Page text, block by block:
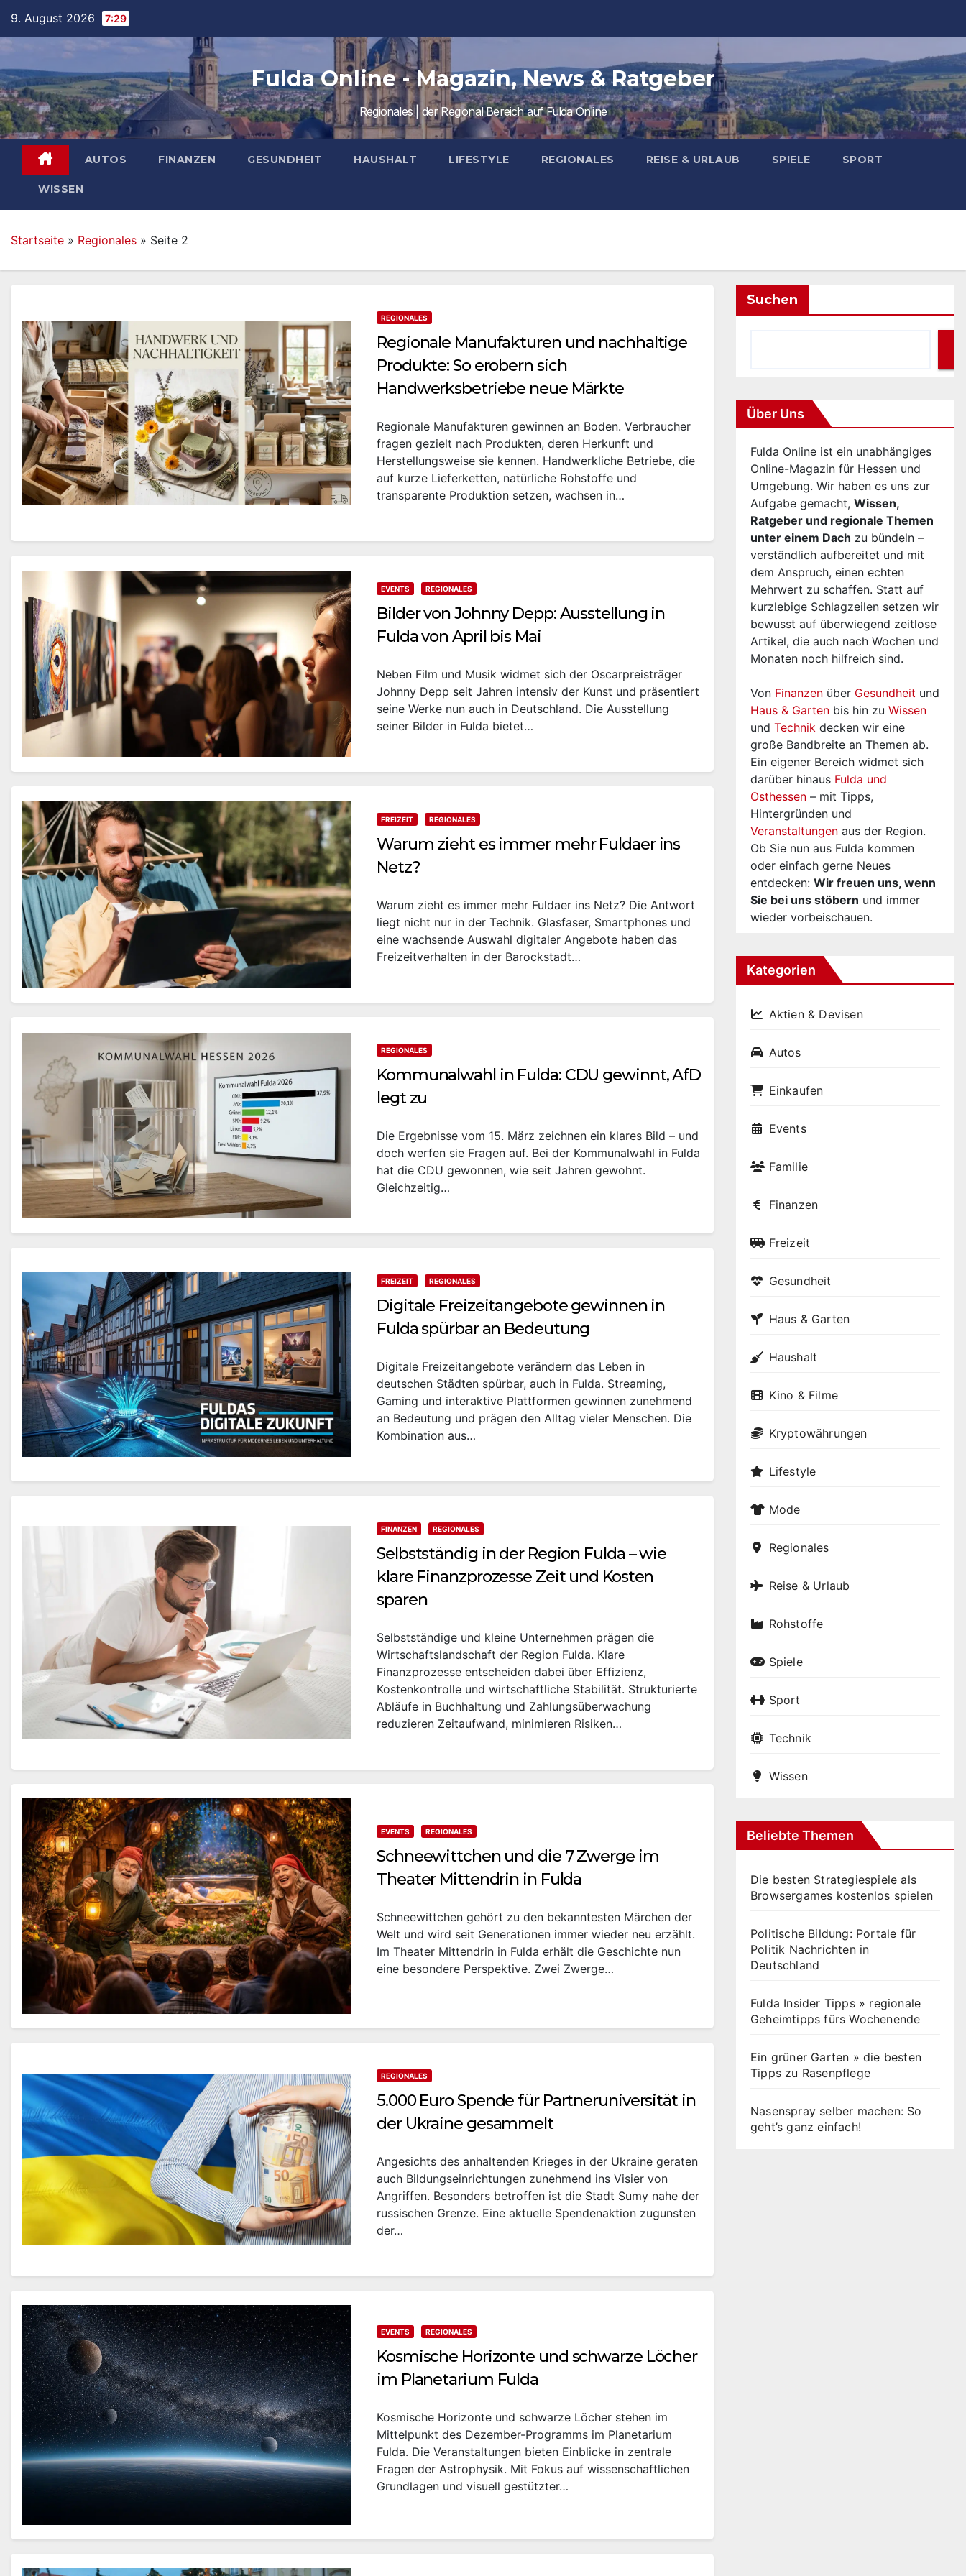
9. August 2026 7:29
Fulda Online - Magazin, News & Ratgeber
Regionales | der Regional Bereich auf Fulda Online
AUTOS FINANZEN GESUNDHEIT HAUSHALT LIFESTYLE REGIONALES REISE & URLAUB SPIELE SPORT
WISSEN
Startseite » Regionales » Seite 2
REGIONALES
Regionale Manufakturen und nachhaltige
Produkte: So erobern sich
Handwerksbetriebe neue Märkte
Regionale Manufakturen gewinnen an Boden. Verbraucher
fragen gezielt nach Produkten, deren Herkunft und
Herstellungsweise sie kennen. Handwerkliche Betriebe, die
auf kurze Lieferketten, natürliche Rohstoffe und
transparente Produktion setzen, wachsen in…
EVENTS REGIONALES
Bilder von Johnny Depp: Ausstellung in
Fulda von April bis Mai
Neben Film und Musik widmet sich der Oscarpreisträger
Johnny Depp seit Jahren intensiv der Kunst und präsentiert
seine Werke nun auch in Deutschland. Die Ausstellung
seiner Bilder in Fulda bietet…
FREIZEIT REGIONALES
Warum zieht es immer mehr Fuldaer ins
Netz?
Warum zieht es immer mehr Fuldaer ins Netz? Die Antwort
liegt nicht nur in der Technik. Glasfaser, Smartphones und
eine wachsende Auswahl digitaler Angebote haben das
Freizeitverhalten in der Barockstadt…
REGIONALES
Kommunalwahl in Fulda: CDU gewinnt, AfD
legt zu
Die Ergebnisse vom 15. März zeichnen ein klares Bild – und
doch werfen sie Fragen auf. Bei der Kommunalwahl in Fulda
hat die CDU gewonnen, wie seit Jahren gewohnt.
Gleichzeitig…
FREIZEIT REGIONALES
Digitale Freizeitangebote gewinnen in
Fulda spürbar an Bedeutung
Digitale Freizeitangebote verändern das Leben in
deutschen Städten spürbar, auch in Fulda. Streaming,
Gaming und interaktive Plattformen gewinnen zunehmend
an Bedeutung und prägen den Alltag vieler Menschen. Die
Kombination aus…
FINANZEN REGIONALES
Selbstständig in der Region Fulda – wie
klare Finanzprozesse Zeit und Kosten
sparen
Selbstständige und kleine Unternehmen prägen die
Wirtschaftslandschaft der Region Fulda. Klare
Finanzprozesse entscheiden dabei über Effizienz,
Kostenkontrolle und wirtschaftliche Stabilität. Strukturierte
Abläufe in Buchhaltung und Zahlungsüberwachung
reduzieren Zeitaufwand, minimieren Risiken…
EVENTS REGIONALES
Schneewittchen und die 7 Zwerge im
Theater Mittendrin in Fulda
Schneewittchen gehört zu den bekanntesten Märchen der
Welt und wird seit Generationen immer wieder neu erzählt.
Im Theater Mittendrin in Fulda erhält die Geschichte nun
eine besondere Perspektive. Zwei Zwerge…
REGIONALES
5.000 Euro Spende für Partneruniversität in
der Ukraine gesammelt
Angesichts des anhaltenden Krieges in der Ukraine geraten
auch Bildungseinrichtungen zunehmend ins Visier von
Angriffen. Besonders betroffen ist die Stadt Sumy nahe der
russischen Grenze. Eine aktuelle Spendenaktion zugunsten
der…
EVENTS REGIONALES
Kosmische Horizonte und schwarze Löcher
im Planetarium Fulda
Kosmische Horizonte und schwarze Löcher stehen im
Mittelpunkt des Dezember-Programms im Planetarium
Fulda. Die Veranstaltungen bieten Einblicke in zentrale
Fragen der Astrophysik. Mit Fokus auf wissenschaftlichen
Grundlagen und visuell gestützter…
Suchen
Über Uns
Fulda Online ist ein unabhängiges
Online-Magazin für Hessen und
Umgebung. Wir haben es uns zur
Aufgabe gemacht, Wissen,
Ratgeber und regionale Themen
unter einem Dach zu bündeln –
verständlich aufbereitet und mit
dem Anspruch, einen echten
Mehrwert zu schaffen. Statt auf
kurzlebige Schlagzeilen setzen wir
bewusst auf überwiegend zeitlose
Artikel, die auch nach Wochen und
Monaten noch hilfreich sind.
Von Finanzen über Gesundheit und
Haus & Garten bis hin zu Wissen
und Technik decken wir eine
große Bandbreite an Themen ab.
Ein eigener Bereich widmet sich
darüber hinaus Fulda und
Osthessen – mit Tipps,
Hintergründen und
Veranstaltungen aus der Region.
Ob Sie nun aus Fulda kommen
oder einfach gerne Neues
entdecken: Wir freuen uns, wenn
Sie bei uns stöbern und immer
wieder vorbeischauen.
Kategorien
Aktien & Devisen
Autos
Einkaufen
Events
Familie
Finanzen
Freizeit
Gesundheit
Haus & Garten
Haushalt
Kino & Filme
Kryptowährungen
Lifestyle
Mode
Regionales
Reise & Urlaub
Rohstoffe
Spiele
Sport
Technik
Wissen
Beliebte Themen
Die besten Strategiespiele als
Browsergames kostenlos spielen
Politische Bildung: Portale für
Politik Nachrichten in
Deutschland
Fulda Insider Tipps » regionale
Geheimtipps fürs Wochenende
Ein grüner Garten » die besten
Tipps zu Rasenpflege
Nasenspray selber machen: So
geht’s ganz einfach!